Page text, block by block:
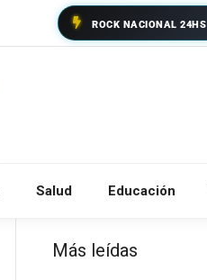
ROCK NACIONAL 24HS
Salud Educación
Más leídas